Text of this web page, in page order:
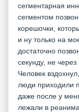
сегментарная
сегментом
корешочки,
и ну только на
достаточно
секунду, не
Человек
люди приходили
даже после у
лежали в